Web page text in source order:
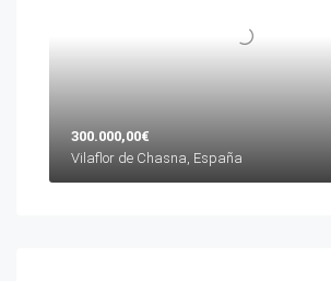
300.000,00€
Vilaflor de Chasna, España